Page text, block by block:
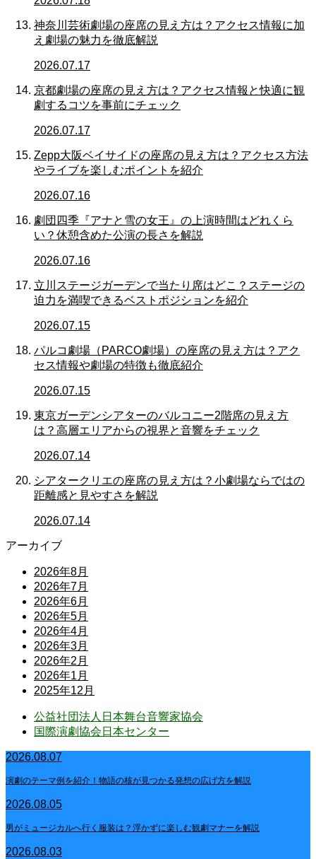
神奈川芸術劇場の座席の見え方は？アクセス情報に加
え劇場の魅力を徹底解説
2026.07.17
京都劇場の座席の見え方は？アクセス情報と快適に観
劇するコツを事前にチェック
2026.07.17
Zepp大阪ベイサイドの座席の見え方は？アクセス方法
やライブを楽しむポイントを紹介
2026.07.16
劇団四季『アナと雪の女王』の上演時間はどれくら
い？休憩含めた公演の長さを解説
2026.07.16
立川ステージガーデンで当たり席はどこ？ステージの
迫力を満喫できるベストポジションを紹介
2026.07.15
パルコ劇場（PARCO劇場）の座席の見え方は？アク
セス情報や劇場の特徴も徹底紹介
2026.07.15
東京ガーデンシアターのバルコニー2階席の見え方
は？高層エリアからの視界と音響をチェック
2026.07.14
シアタークリエの座席の見え方は？小劇場ならではの
距離感と見やすさを解説
2026.07.14
アーカイブ
2026年8月
2026年7月
2026年6月
2026年5月
2026年4月
2026年3月
2026年2月
2026年1月
2025年12月
公益社団法人日本舞台音響家協会
国際演劇協会日本センター
2026.08.07
演劇のテーマ例を紹介！物語の核が見つかる発想の広げ方を解説
2026.08.05
男がミュージカルへ行く服装は？浮かずに楽しむ観劇マナーを解説
2026.08.03